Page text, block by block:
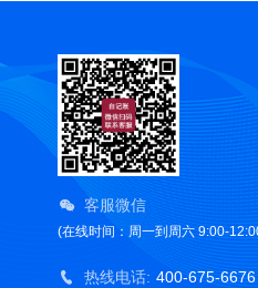
客服微信
(在线时间：周一到周六 9:00-
热线电话: 400-675-6676